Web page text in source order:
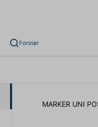
Forstør
MARKER UNI